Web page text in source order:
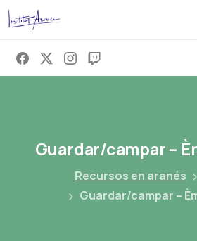
Guardar/campar–
Recursos en aranés
Guardar/campar –